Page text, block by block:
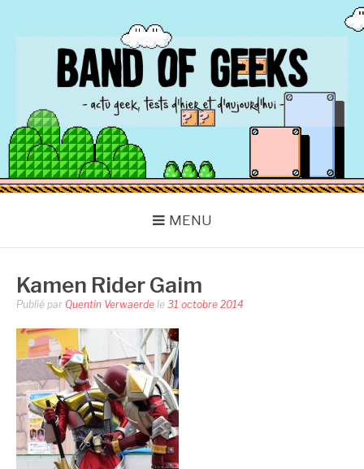
BAND OF GEEKS
Actu Geek d'hier et d'aujourd'hui
MENU
Kamen Rider Gaim
Publié par Quentin Verwaerde le 31 octobre 2014